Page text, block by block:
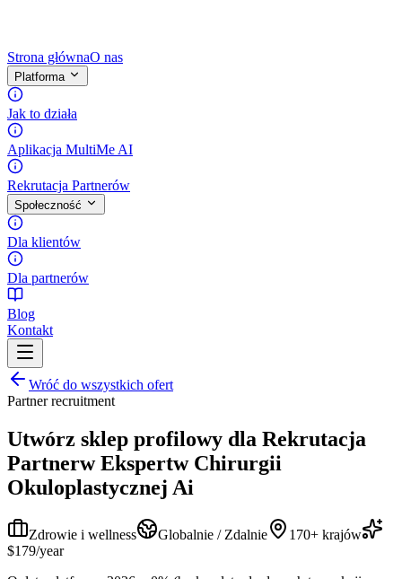
Strona głównaO nas
Platforma
Jak to działa
Aplikacja MultiMe AI
Rekrutacja Partnerów
Społeczność
Dla klientów
Dla partnerów
Blog
Kontakt
Wróć do wszystkich ofert
Partner recruitment
Utwórz sklep profilowy dla Rekrutacja
Partnerw Ekspertw Chirurgii
Okuloplastycznej Ai
Zdrowie i wellness Globalnie / Zdalnie
170+ krajów
$179/year